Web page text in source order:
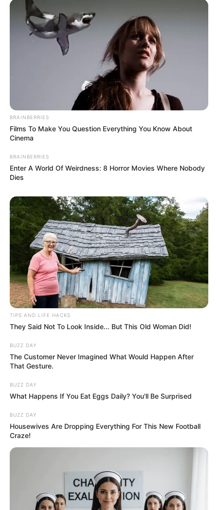
BRAINBERRIES
Films To Make You Question Everything You Know About
Cinema
BRAINBERRIES
Enter A World Of Weirdness: 8 Horror Movies Where Nobody
Dies
TIPS AND LIFE HACKS
They Said Not To Look Inside... But This Old Woman Did!
BUZZ DAY
The Customer Never Imagined What Would Happen After
That Gesture.
BUZZ DAY
What Happens If You Eat Eggs Daily? You'll Be Surprised
BUZZ DAY
Housewives Are Dropping Everything For This New Football
Craze!